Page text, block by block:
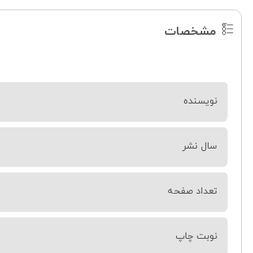
مشخصات
نویسنده
سال نشر
تعداد صفحه
نوبت چاپ